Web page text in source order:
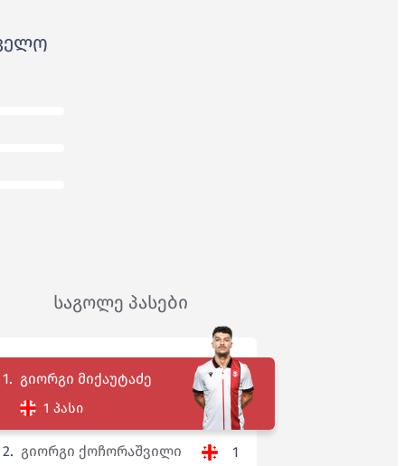
საგოლე პასები
1. გიორგი მიქაუტაძე
1 პასი
2. გიორგი ქოჩორაშვილი
1